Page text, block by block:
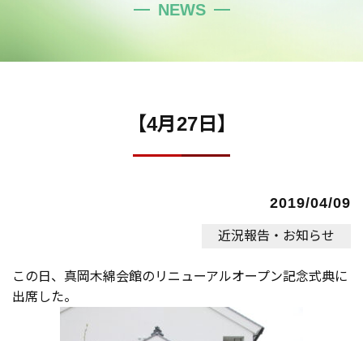
NEWS
【4月27日】
2019/04/09
近況報告・お知らせ
この日、真岡木綿会館のリニューアルオープン記念式典に
出席した。